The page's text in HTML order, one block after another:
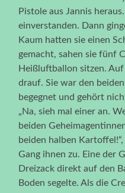
Pistole aus Jannis
einverstanden. Dann
Kaum hatten sie einen
gemacht, sahen sie fünf
Heißluftballon sitzen. Auf
drauf. Sie war den
begegnet und gehört
„Na, sieh mal einer an.
beiden
beiden halben
Gang ihnen zu. Eine der
Dreizack direkt auf den
Boden segelte. Als die